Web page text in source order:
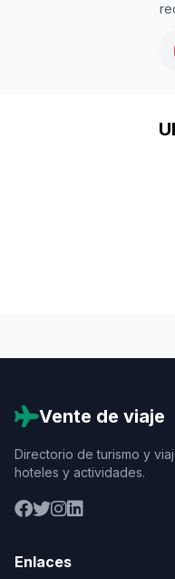
Vente de viaje
Directorio de turismo y
hoteles y actividades.
Enlaces